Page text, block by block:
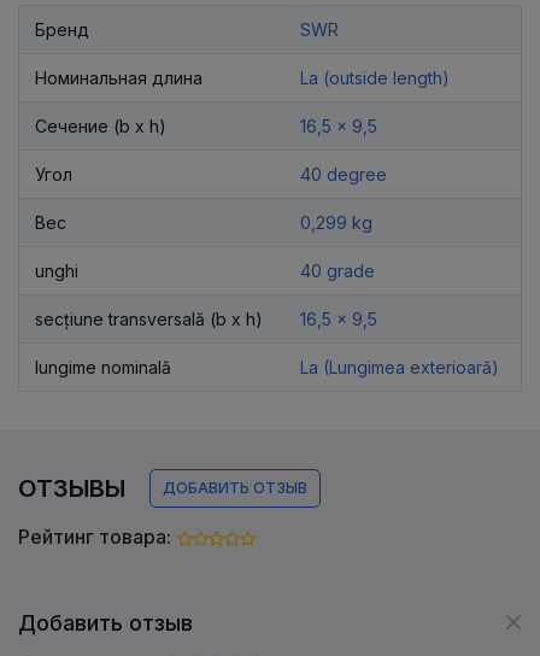
Бренд SWR
Номинальная длина La (outside length)
Сечение (b x h) 16,5 x 9,5
Угол 40 degree
Вес 0,299 kg
unghi 40 grade
secțiune transversală (b x h) 16,5 x 9,5
lungime nominală La (Lungimea exterioară)
ОТЗЫВЫ ДОБАВИТЬ ОТЗЫВ
Рейтинг товара:
Добавить отзыв